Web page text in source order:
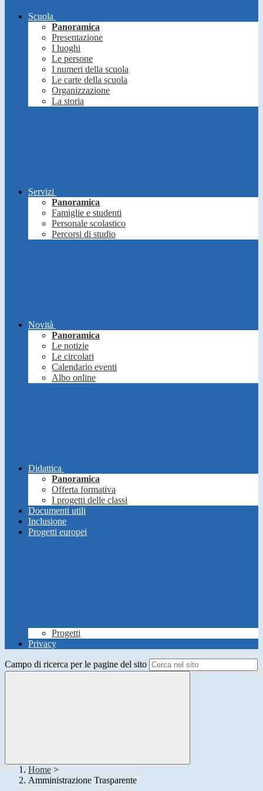
Scuola
Panoramica
Presentazione
I luoghi
Le persone
I numeri della scuola
Le carte della scuola
Organizzazione
La storia
Servizi
Panoramica
Famiglie e studenti
Personale scolastico
Percorsi di studio
Novità
Panoramica
Le notizie
Le circolari
Calendario eventi
Albo online
Didattica
Panoramica
Offerta formativa
I progetti delle classi
Documenti utili
Inclusione
Progetti europei
Progetti
Privacy
Campo di ricerca per le pagine del sito
Home >
Amministrazione Trasparente